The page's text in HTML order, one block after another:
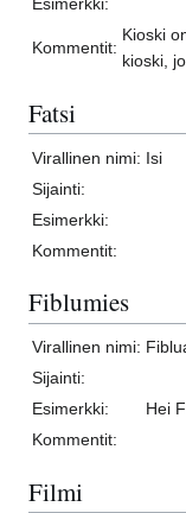
Kommentit:
Kioski
kioski,
Fatsi
Virallinen nimi: Isi
Sijainti:
Esimerkki:
Kommentit:
Fiblumies
Virallinen nimi:
Sijainti:
Esimerkki:
Hei
Kommentit:
Filmi